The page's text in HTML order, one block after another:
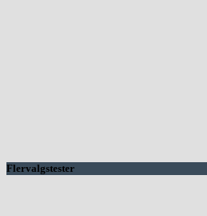
Flervalgstester